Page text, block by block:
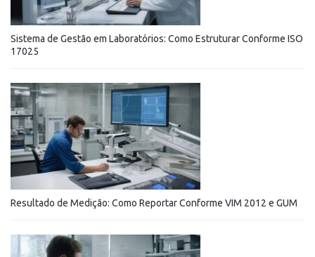
Sistema de Gestão em Laboratórios: Como Estruturar Conforme ISO
17025
Resultado de Medição: Como Reportar Conforme VIM 2012 e GUM